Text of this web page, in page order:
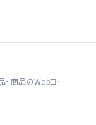
映像システム事業の譲渡に伴う当該事業部取り扱い製品・商品のWebコンテンツに関するお知らせ